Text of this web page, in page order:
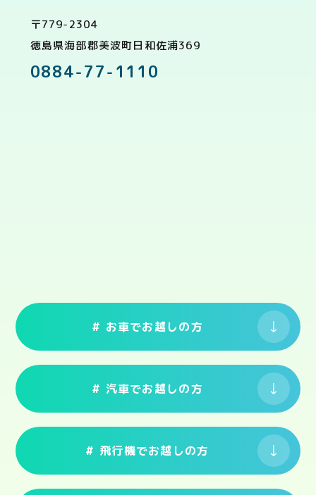
〒779-2304
徳島県海部郡美波町日和佐浦369
0884-77-1110
# お車でお越しの方
# 汽車でお越しの方
# 飛行機でお越しの方